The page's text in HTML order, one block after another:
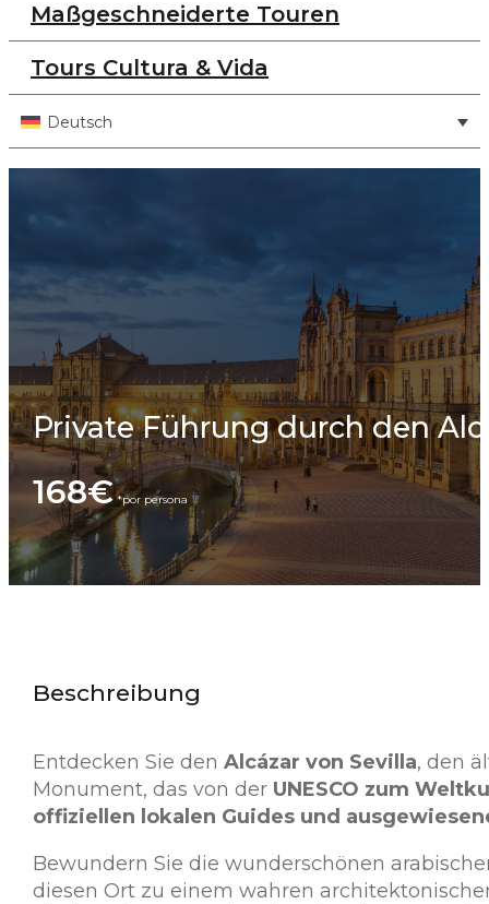
Maßgeschneiderte Touren
Tours Cultura & Vida
Deutsch
Private Führung durch den
168€
Beschreibung
Entdecken Sie den Alcázar von Sevilla, den
Monument, das von der UNESCO zum
offiziellen lokalen Guides und
Bewundern Sie die wunderschönen
diesen Ort zu einem wahren